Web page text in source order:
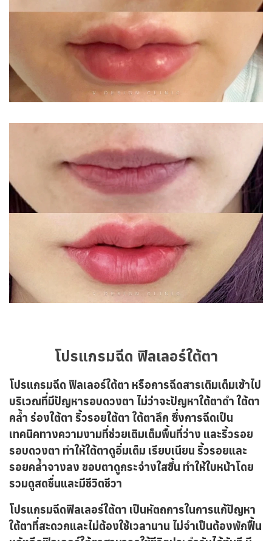
โปรแกรมฉีด ฟิลเลอร์ใต้ตา
โปรแกรมฉีด ฟิลเลอร์ใต้ตา หรือการฉีดสารเติมเต็มเข้าไป
บริเวณที่มีปัญหารอบดวงตา ไม่ว่าจะปัญหาใต้ตาดำ ใต้ตา
คล้ำ ร่องใต้ตา ริ้วรอยใต้ตา ใต้ตาลึก ซึ่งการฉีดเป็น
เทคนิคทางความงามที่ช่วยเติมเต็มพื้นที่ว่าง และริ้วรอย
รอบดวงตา ทำให้ใต้ตาดูอิ่มเต็ม เรียบเนียน ริ้วรอยและ
รอยคล้ำจางลง ขอบตาดูกระจ่างใสขึ้น ทำให้ใบหน้าโดย
รวมดูสดชื่นและมีชีวิตชีวา
โปรแกรมฉีดฟิลเลอร์ใต้ตา เป็นหัตถการในการแก้ปัญหา
ใต้ตาที่สะดวกและไม่ต้องใช้เวลานาน ไม่จำเป็นต้องพักฟื้น